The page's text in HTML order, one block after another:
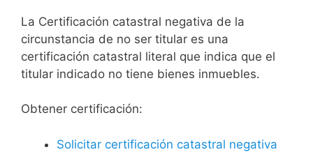
La Certificación catastral negativa de la
circunstancia de no ser titular es una
certificación catastral literal que indica que el
titular indicado no tiene bienes inmuebles.
Obtener certificación:
Solicitar certificación catastral negativa